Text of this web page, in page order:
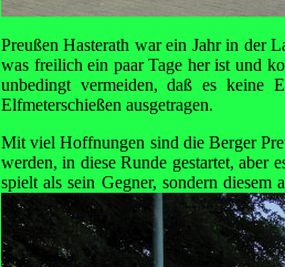
Preußen Hasterath war ein Jahr in der
was freilich ein paar Tage her ist und
unbedingt vermeiden, daß es keine
Elfmeterschießen ausgetragen.
Mit viel Hoffnungen sind die Berger
werden, in diese Runde gestartet, aber
spielt als sein Gegner, sondern